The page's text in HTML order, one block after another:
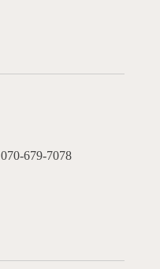
070-679-7078